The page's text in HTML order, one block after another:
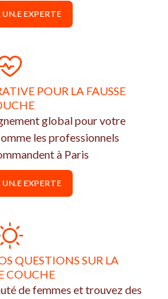
EXPERTE
POUR LA FAUSSE
global pour votre
les professionnels
à Paris
EXPERTE
QUESTIONS SUR LA
COUCHE
de femmes et trouvez des